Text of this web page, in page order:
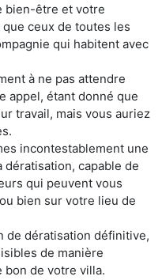
bien-être et votre
ceux de toutes les
qui habitent avec
à ne pas attendre
appel, étant donné que
travail, mais vous auriez
incontestablement une
capable de
qui peuvent vous
bien sur votre lieu de
de dératisation définitive,
de manière
de votre villa.